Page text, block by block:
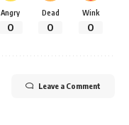
Angry
0
Dead
0
Wink
0
Leave a Comment